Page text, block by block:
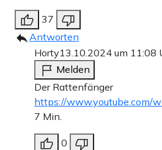
37
Antworten
Horty13.10.2024 um 11:08
Melden
Der Rattenfänger
https://www.youtube.com/
7 Min.
0